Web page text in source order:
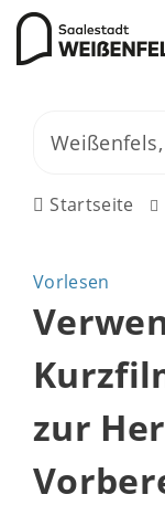
Startseite
Vorlesen
zur